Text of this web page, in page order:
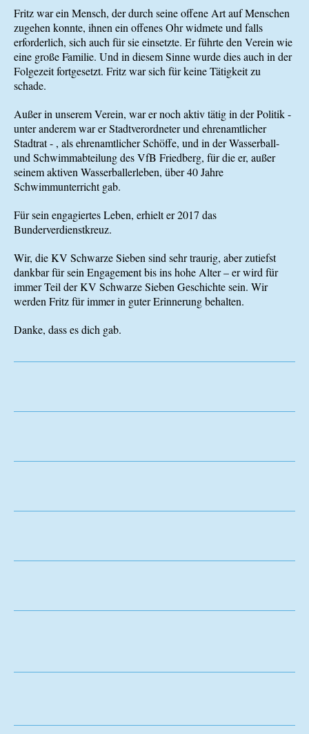
Fritz war ein Mensch, der durch seine offene Art auf Menschen
zugehen konnte, ihnen ein offenes Ohr widmete und falls
erforderlich, sich auch für sie einsetzte. Er führte den Verein wie
eine große Familie. Und in diesem Sinne wurde dies auch in der
Folgezeit fortgesetzt. Fritz war sich für keine Tätigkeit zu
schade.
Außer in unserem Verein, war er noch aktiv tätig in der Politik -
unter anderem war er Stadtverordneter und ehrenamtlicher
Stadtrat - , als ehrenamtlicher Schöffe, und in der Wasserball-
und Schwimmabteilung des VfB Friedberg, für die er, außer
seinem aktiven Wasserballerleben, über 40 Jahre
Schwimmunterricht gab.
Für sein engagiertes Leben, erhielt er 2017 das
Bunderverdienstkreuz.
Wir, die KV Schwarze Sieben sind sehr traurig, aber zutiefst
dankbar für sein Engagement bis ins hohe Alter – er wird für
immer Teil der KV Schwarze Sieben Geschichte sein. Wir
werden Fritz für immer in guter Erinnerung behalten.
Danke, dass es dich gab.